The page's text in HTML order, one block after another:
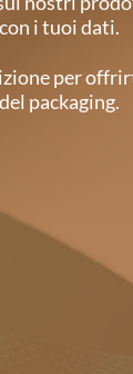
i tuoi dati.
per
packaging.